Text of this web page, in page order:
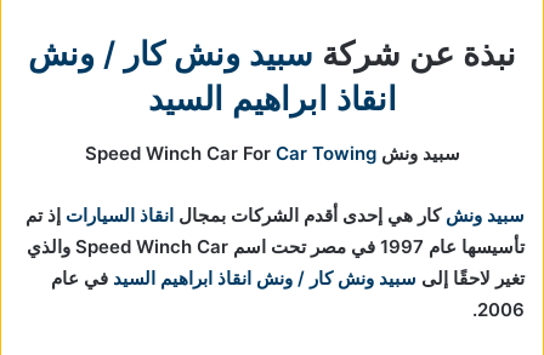
نبذة عن شركة سبيد ونش كار / ونش
انقاذ ابراهيم السيد
سبيد ونش Speed Winch Car ForCar Towing
سبيد ونش كار هي إحدى أقدم الشركات بمجال انقاذ السيارات إذ تم
تأسيسها عام 1997 في مصر تحت اسم Speed Winch Car والذي
تغير لاحقًا إلى سبيد ونش كار / ونش انقاذ ابراهيم السيد في عام
2006.